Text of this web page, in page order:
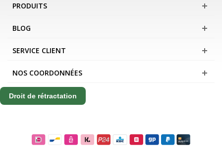
PRODUITS
BLOG
SERVICE CLIENT
NOS COORDONNÉES
Droit de rétractation